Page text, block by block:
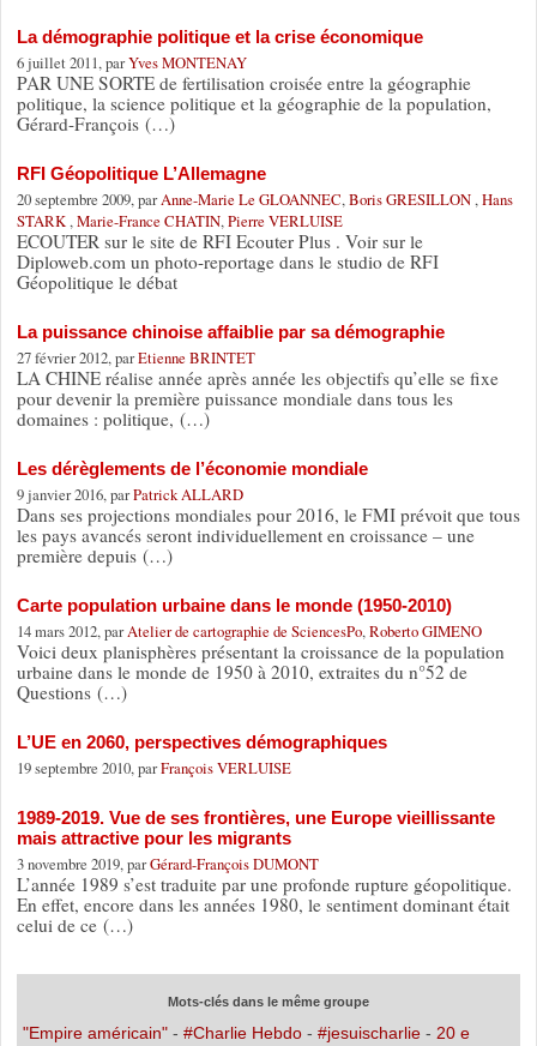
La démographie politique et la crise économique
6 juillet 2011, parYves MONTENAY
PAR UNE SORTE de fertilisation croisée entre la géographie
politique, la science politique et la géographie de la population,
Gérard-François (…)
RFI Géopolitique L’Allemagne
20 septembre 2009, parAnne-Marie Le GLOANNEC, Boris GRESILLON , Hans
STARK , Marie-France CHATIN, Pierre VERLUISE
ECOUTER sur le site de RFI Ecouter Plus . Voir sur le
Diploweb.com un photo-reportage dans le studio de RFI
Géopolitique le débat
La puissance chinoise affaiblie par sa démographie
27 février 2012, parEtienne BRINTET
LA CHINE réalise année après année les objectifs qu’elle se fixe
pour devenir la première puissance mondiale dans tous les
domaines : politique, (…)
Les dérèglements de l’économie mondiale
9 janvier 2016, parPatrick ALLARD
Dans ses projections mondiales pour 2016, le FMI prévoit que tous
les pays avancés seront individuellement en croissance – une
première depuis (…)
Carte population urbaine dans le monde (1950-2010)
14 mars 2012, parAtelier de cartographie de SciencesPo, Roberto GIMENO
Voici deux planisphères présentant la croissance de la population
urbaine dans le monde de 1950 à 2010, extraites du n°52 de
Questions (…)
L’UE en 2060, perspectives démographiques
19 septembre 2010, parFrançois VERLUISE
1989-2019. Vue de ses frontières, une Europe vieillissante
mais attractive pour les migrants
3 novembre 2019, parGérard-François DUMONT
L’année 1989 s’est traduite par une profonde rupture géopolitique.
En effet, encore dans les années 1980, le sentiment dominant était
celui de ce (…)
Mots-clés dans le même groupe
"Empire américain"- #Charlie Hebdo- #jesuischarlie- 20 e